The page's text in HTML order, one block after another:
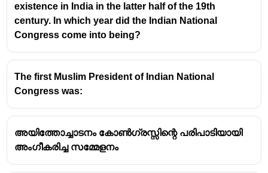
ബിരുദധാരികളിൽ ഒരാളായിരുന്നു കാദംബിനി
ഗാംഗുലി.
1883-ൽ കൽക്കട്ടയിലെ ബെഥൂൺ കോളേജിൽ
നിന്ന് ചന്ദ്രമുഖി ബോസിനൊപ്പം ബിരുദം നേടിയ
ബിരുദം നേടുന്ന ആദ്യത്തെ
വനിതകളിലൊരാളെന്ന ചരിത്രവും സ്വന്തമാക്കി
existence in India in the latter half of the 19th
century. In which year did the Indian National
Congress come into being?
The first Muslim President of Indian National
Congress was:
അയിത്തോച്ചാടനം കോൺഗ്രസ്സിന്റെ പരിപാടിയായി
അംഗീകരിച്ച സമ്മേളനം